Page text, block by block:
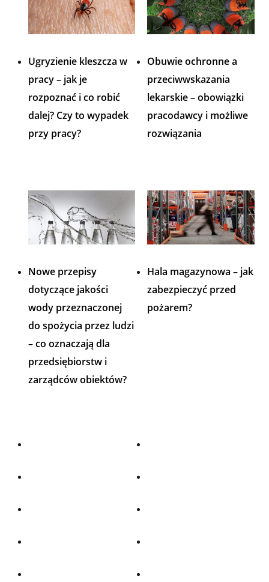
Ugryzienie kleszcza w
pracy – jak je
rozpoznać i co robić
dalej? Czy to wypadek
przy pracy?
Obuwie ochronne a
przeciwwskazania
lekarskie – obowiązki
pracodawcy i możliwe
rozwiązania
Nowe przepisy
dotyczące jakości
wody przeznaczonej
do spożycia przez ludzi
– co oznaczają dla
przedsiębiorstw i
zarządców obiektów?
Hala magazynowa – jak
zabezpieczyć przed
pożarem?